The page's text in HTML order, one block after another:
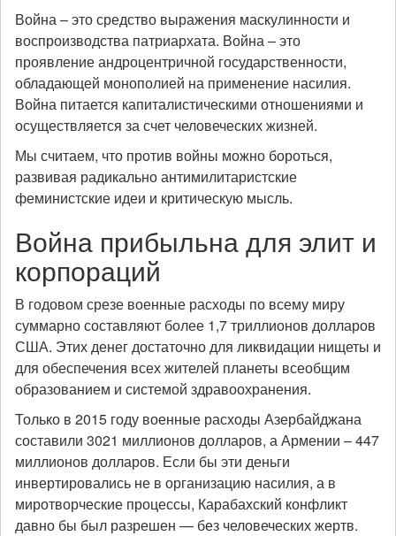
Война – это средство выражения маскулинности и
воспроизводства патриархата. Война – это
проявление андроцентричной государственности,
обладающей монополией на применение насилия.
Война питается капиталистическими отношениями и
осуществляется за счет человеческих жизней.
Мы считаем, что против войны можно бороться,
развивая радикально антимилитаристские
феминистские идеи и критическую мысль.
Война прибыльна для элит и
корпораций
В годовом срезе военные расходы по всему миру
суммарно составляют более 1,7 триллионов долларов
США. Этих денег достаточно для ликвидации нищеты и
для обеспечения всех жителей планеты всеобщим
образованием и системой здравоохранения.
Только в 2015 году военные расходы Азербайджана
составили 3021 миллионов долларов, а Армении – 447
миллионов долларов. Если бы эти деньги
инвертировались не в организацию насилия, а в
миротворческие процессы, Карабахский конфликт
давно бы был разрешен — без человеческих жертв.